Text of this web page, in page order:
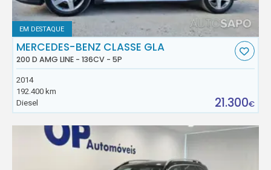
EM DESTAQUE
MERCEDES-BENZ CLASSE GLA
200 D AMG LINE - 136CV - 5P
2014
192.400 km
Diesel
21.300€